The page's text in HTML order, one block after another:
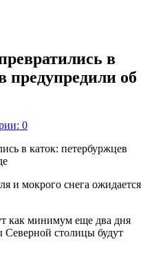
в
предупредили об
0
и мокрого снега ожидается
как минимум еще два дня
столицы будут